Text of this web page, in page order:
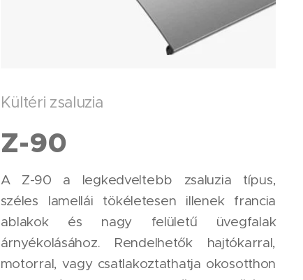
Kültéri zsaluzia
Z-90
A Z-90 a legkedveltebb zsaluzia típus,
széles lamellái tökéletesen illenek francia
ablakok és nagy felületű üvegfalak
árnyékolásához. Rendelhetők hajtókarral,
motorral, vagy csatlakoztathatja okosotthon